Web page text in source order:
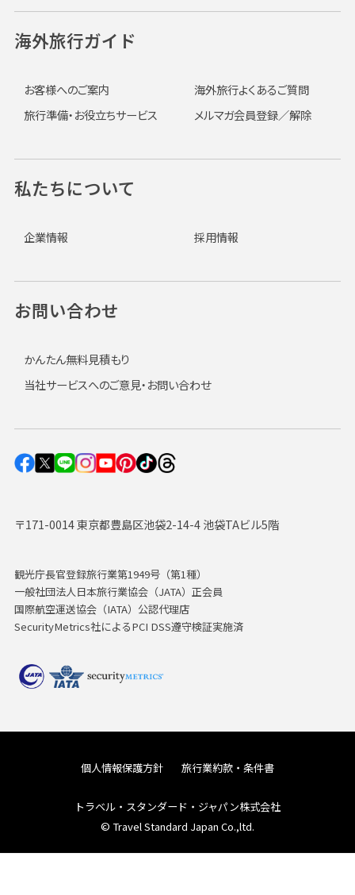
〒171-0014 東京都豊島区池袋2-14-4 池袋TAビル5階
観光庁長官登録旅行業第1949号（第1種）
一般社団法人日本旅行業協会（JATA）正会員
国際航空運送協会（IATA）公認代理店
SecurityMetrics社によるPCI DSS遵守検証実施済
海外旅行ガイド
お客様へのご案内
海外旅行よくあるご質問
旅行準備・お役立ちサービス
メルマガ会員登録／解除
私たちについて
企業情報 採用情報
お問い合わせ
かんたん無料見積もり
当社サービスへのご意見・お問い合わせ
個人情報保護方針 旅行業約款・条件書
トラベル・スタンダード・ジャパン株式会社
© Travel Standard Japan Co.,ltd.